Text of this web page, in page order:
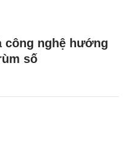
công nghệ hướng
số